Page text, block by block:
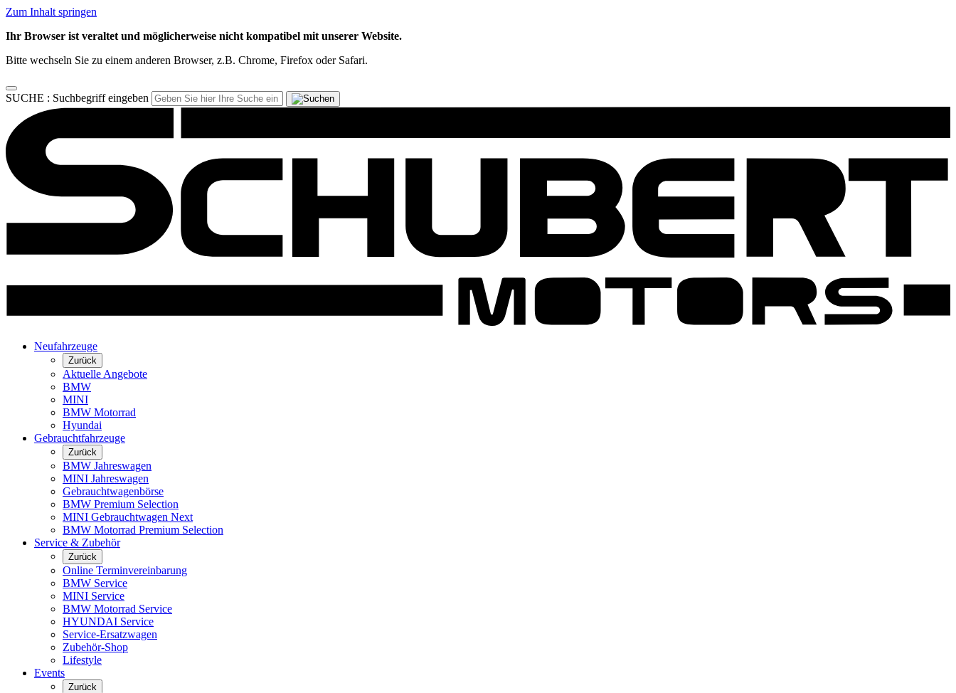
Zum Inhalt springen
Ihr Browser ist veraltet und möglicherweise nicht kompatibel mit unserer Website.
Bitte wechseln Sie zu einem anderen Browser, z.B. Chrome, Firefox oder Safari.
SUCHE : Suchbegriff eingeben
Neufahrzeuge
Zurück
Aktuelle Angebote
BMW
MINI
BMW Motorrad
Hyundai
Gebrauchtfahrzeuge
Zurück
BMW Jahreswagen
MINI Jahreswagen
Gebrauchtwagenbörse
BMW Premium Selection
MINI Gebrauchtwagen Next
BMW Motorrad Premium Selection
Service & Zubehör
Zurück
Online Terminvereinbarung
BMW Service
MINI Service
BMW Motorrad Service
HYUNDAI Service
Service-Ersatzwagen
Zubehör-Shop
Lifestyle
Events
Zurück